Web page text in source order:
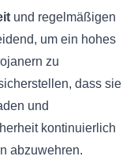
und regelmäßigen
um ein hohes
zu
dass sie
und
kontinuierlich
abzuwehren.